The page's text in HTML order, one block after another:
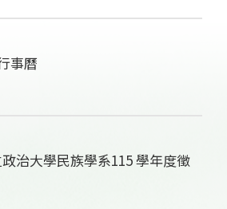
事曆
政治大學民族學系115 學年度徵